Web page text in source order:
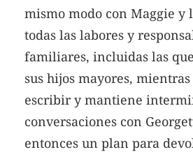
mismo modo con Maggie y
todas las labores y
familiares, incluidas las
sus hijos mayores,
escribir y mantiene
conversaciones con
entonces un plan para